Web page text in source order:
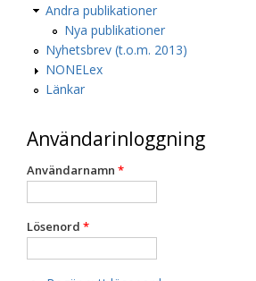
Andra publikationer
Nya publikationer
Nyhetsbrev (t.o.m. 2013)
NONELex
Länkar
Användarinloggning
Användarnamn *
Lösenord *